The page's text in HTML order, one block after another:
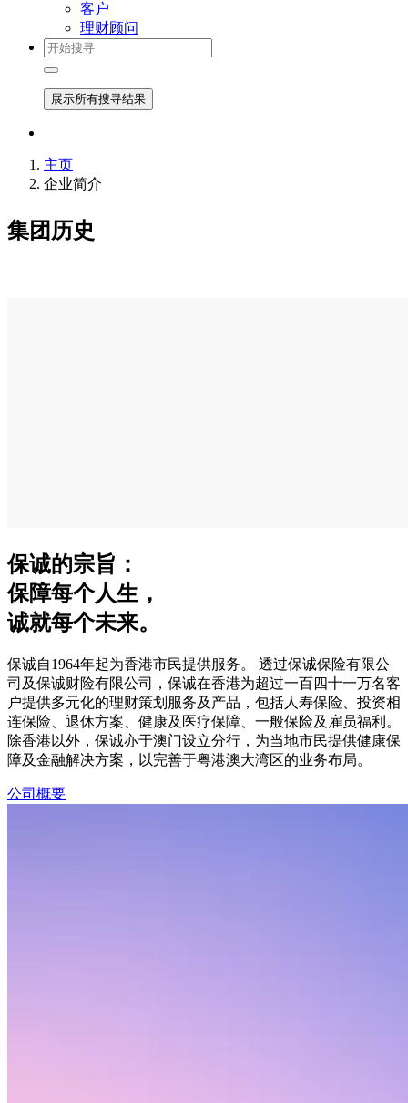
客户
理财顾问
展示所有搜寻结果
主页
企业简介
集团历史
保诚的宗旨：
保障每个人生，
诚就每个未来。
保诚自1964年起为香港市民提供服务。 透过保诚保险有限公
司及保诚财险有限公司，保诚在香港为超过一百四十一万名客
户提供多元化的理财策划服务及产品，包括人寿保险、投资相
连保险、退休方案、健康及医疗保障、一般保险及雇员福利。
除香港以外，保诚亦于澳门设立分行，为当地市民提供健康保
障及金融解决方案，以完善于粤港澳大湾区的业务布局。
公司概要